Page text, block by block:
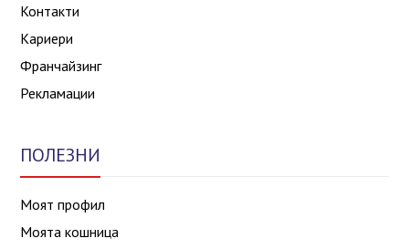
Контакти
Кариери
Франчайзинг
Рекламации
ПОЛЕЗНИ
Моят профил
Моята кошница